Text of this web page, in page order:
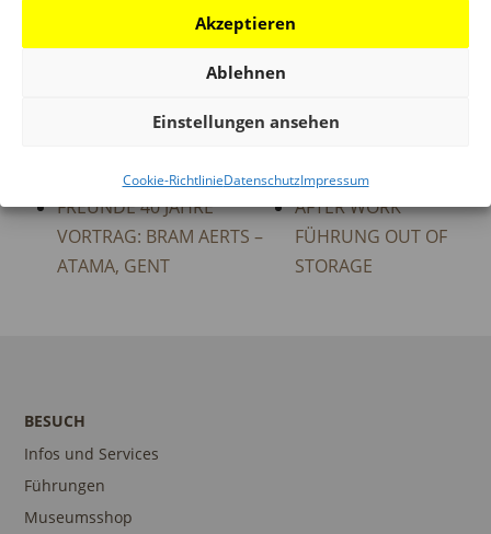
Akzeptieren
Ablehnen
Einstellungen ansehen
Cookie-RichtlinieDatenschutzImpressum
FREUNDE 40 JAHRE
VORTRAG: BRAM AERTS –
ATAMA, GENT
AFTER WORK
FÜHRUNG OUT OF
STORAGE
BESUCH
Infos und Services
Führungen
Museumsshop